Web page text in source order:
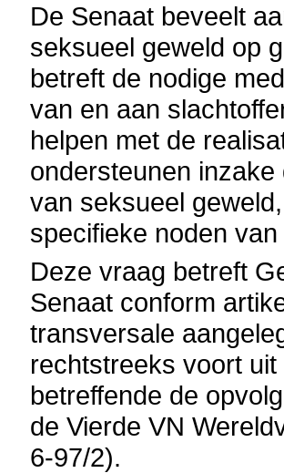
De Senaat beveelt
seksueel geweld op
betreft de nodige
van en aan
helpen met de
ondersteunen
van seksueel
specifieke noden
Deze vraag betreft
Senaat conform
transversale
rechtstreeks voort
betreffende de
de Vierde VN
6-97/2).